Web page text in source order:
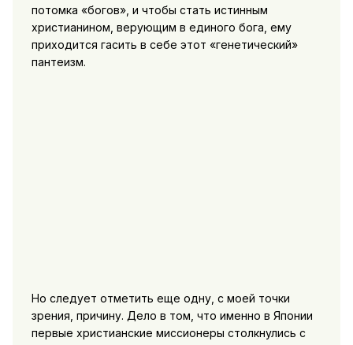
потомка «богов», и чтобы стать истинным
христианином, верующим в единого бога, ему
приходится гасить в себе этот «генетический»
пантеизм.
Но следует отметить еще одну, с моей точки
зрения, причину. Дело в том, что именно в Японии
первые христианские миссионеры столкнулись с